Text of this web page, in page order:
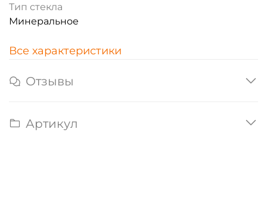
Тип стекла
Минеральное
Все характеристики
Отзывы
Артикул